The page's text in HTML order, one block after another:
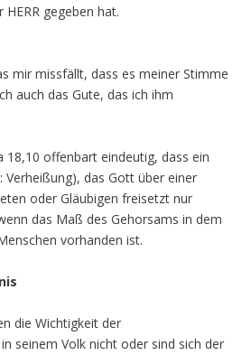
gegeben hat.
mir missfällt, dass es meiner Stimme
auch das Gute, das ich ihm
18,10 offenbart eindeutig, dass ein
Verheißung), das Gott über einer
oder Gläubigen freisetzt nur
das Maß des Gehorsams in dem
vorhanden ist.
die Wichtigkeit der
seinem Volk nicht oder sind sich der